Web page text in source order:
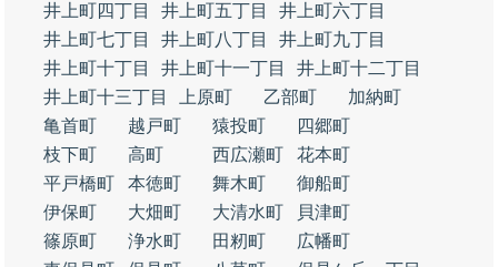
井上町四丁目
井上町五丁目
井上町六丁目
井上町七丁目
井上町八丁目
井上町九丁目
井上町十丁目
井上町十一丁目
井上町十二丁目
井上町十三丁目
上原町 乙部町
加納町
亀首町
越戸町 猿投町
四郷町
枝下町
高町 西広瀬町
花本町
平戸橋町
本徳町 舞木町
御船町
伊保町
大畑町 大清水町
貝津町
篠原町
浄水町 田籾町
広幡町